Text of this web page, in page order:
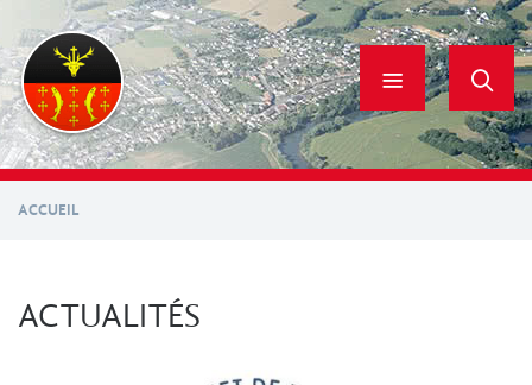
contenu
principal
ACCUEIL
ACTUALITÉS